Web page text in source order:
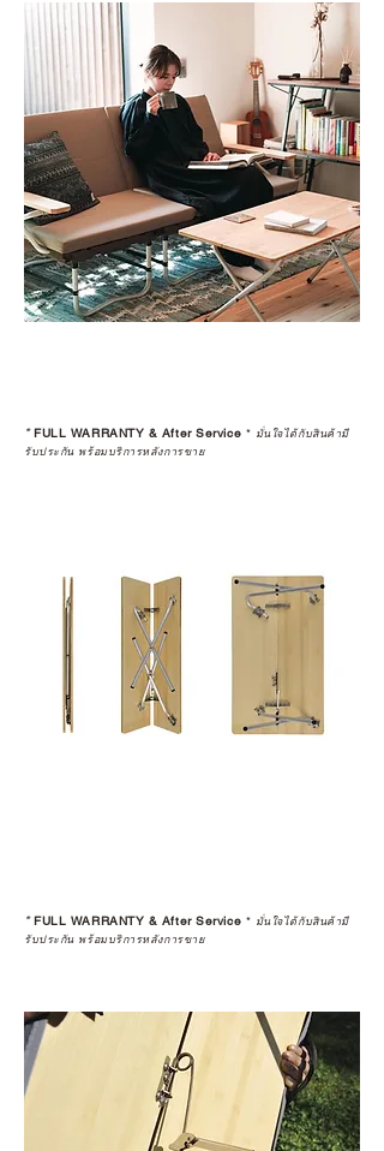
*FULL WARRANTY & After Service * มั่นใจได้กับสินค้ามี
รับประกัน พร้อมบริการหลังการขาย
*FULL WARRANTY & After Service * มั่นใจได้กับสินค้ามี
รับประกัน พร้อมบริการหลังการขาย